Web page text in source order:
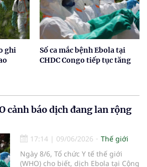
ghi
Số ca mắc bệnh Ebola tại
CHDC Congo tiếp tục tăng
cảnh báo dịch đang lan rộng
17:14 | 09/06/2026
Thế giới
Ngày 8/6, Tổ chức Y tế thế giới
(WHO) cho biết, dịch Ebola tại Cộng